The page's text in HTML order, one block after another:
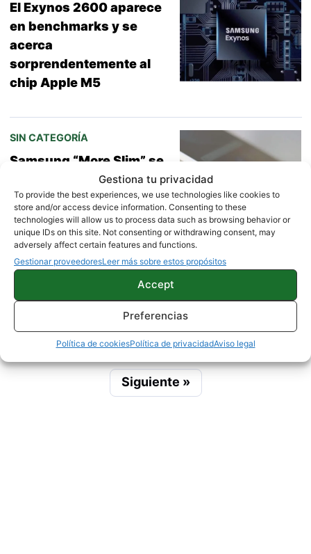
Gestiona tu privacidad
To provide the best experiences, we use technologies like cookies to
store and/or access device information. Consenting to these
technologies will allow us to process data such as browsing behavior or
unique IDs on this site. Not consenting or withdrawing consent, may
adversely affect certain features and functions.
Gestionar proveedoresLeer más sobre estos propósitos
Accept
Preferencias
Política de cookiesPolítica de privacidadAviso legal
El Exynos 2600 aparece
en benchmarks y se
acerca
sorprendentemente al
chip Apple M5
SIN CATEGORÍA
Samsung “More Slim” se
logra filtrar: qué se sabe
del supuesto sucesor
ultradelgado de la serie
Edge
Siguiente »